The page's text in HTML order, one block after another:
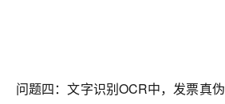
问题四：文字识别OCR中，发票真伪